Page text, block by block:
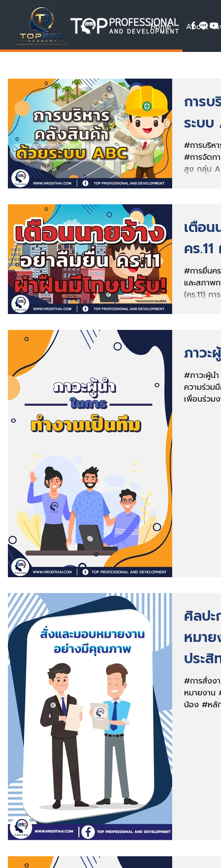
Home About Us
การ
ระบบ
#การบริห
#การจัดก
สูง กลุ่ม
เตือ
คร
#การยื่นค
และสภาพ
(คร.11) ก
ภาวะ
#ภาวะผู้นํ
ความร่วม
เพื่อนร่วม
ศิลปะ
หมา
ประ
#การสั่งง
หมายงาน
น้อง #หลั